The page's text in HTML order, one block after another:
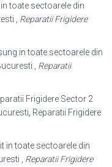
toate sectoarele din
, Reparatii Frigidere
in toate sectoarele din
, Reparatii
Frigidere Sector 2
Reparatii Frigidere
in toate sectoarele din
, Reparatii Frigidere